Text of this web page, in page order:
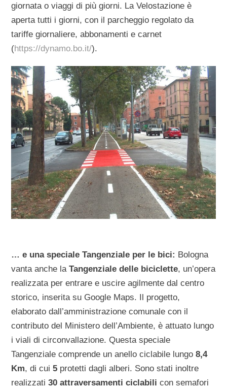
giornata o viaggi di più giorni. La Velostazione è
aperta tutti i giorni, con il parcheggio regolato da
tariffe giornaliere, abbonamenti e carnet
(https://dynamo.bo.it/).
… e una speciale Tangenziale per le bici: Bologna
vanta anche laTangenziale delle biciclette, un’opera
realizzata per entrare e uscire agilmente dal centro
storico, inserita su Google Maps. Il progetto,
elaborato dall’amministrazione comunale con il
contributo del Ministero dell’Ambiente, è attuato lungo
i viali di circonvallazione. Questa speciale
Tangenziale comprende un anello ciclabile lungo8,4
Km, di cui5 protetti dagli alberi. Sono stati inoltre
realizzati30 attraversamenti ciclabili con semafori